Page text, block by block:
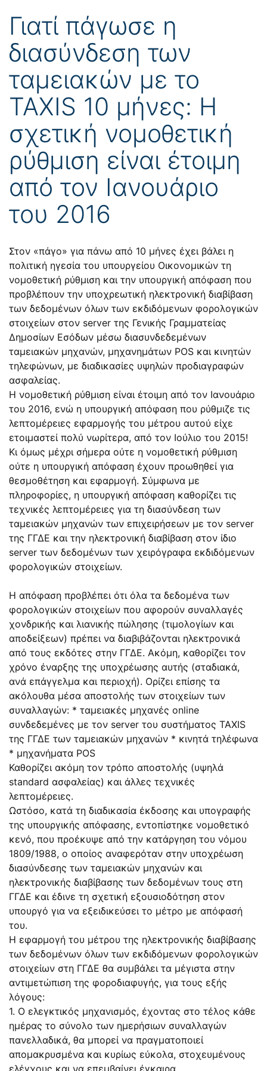
Γιατί πάγωσε η
διασύνδεση των
ταμειακών με το
ΤΑXIS 10 μήνες: Η
σχετική νομοθετική
ρύθμιση είναι έτοιμη
από τον Ιανουάριο
του 2016
Στον «πάγο» για πάνω από 10 μήνες έχει βάλει η
πολιτική ηγεσία του υπουργείου Οικονομικών τη
νομοθετική ρύθμιση και την υπουργική απόφαση που
προβλέπουν την υποχρεωτική ηλεκτρονική διαβίβαση
των δεδομένων όλων των εκδιδόμενων φορολογικών
στοιχείων στον server της Γενικής Γραμματείας
Δημοσίων Εσόδων μέσω διασυνδεδεμένων
ταμειακών μηχανών, μηχανημάτων POS και κινητών
τηλεφώνων, με διαδικασίες υψηλών προδιαγραφών
ασφαλείας.
Η νομοθετική ρύθμιση είναι έτοιμη από τον Ιανουάριο
του 2016, ενώ η υπουργική απόφαση που ρύθμιζε τις
λεπτομέρειες εφαρμογής του μέτρου αυτού είχε
ετοιμαστεί πολύ νωρίτερα, από τον Ιούλιο του 2015!
Κι όμως μέχρι σήμερα ούτε η νομοθετική ρύθμιση
ούτε η υπουργική απόφαση έχουν προωθηθεί για
θεσμοθέτηση και εφαρμογή. Σύμφωνα με
πληροφορίες, η υπουργική απόφαση καθορίζει τις
τεχνικές λεπτομέρειες για τη διασύνδεση των
ταμειακών μηχανών των επιχειρήσεων με τον server
της ΓΓΔΕ και την ηλεκτρονική διαβίβαση στον ίδιο
server των δεδομένων των χειρόγραφα εκδιδόμενων
φορολογικών στοιχείων.
Η απόφαση προβλέπει ότι όλα τα δεδομένα των
φορολογικών στοιχείων που αφορούν συναλλαγές
χονδρικής και λιανικής πώλησης (τιμολογίων και
αποδείξεων) πρέπει να διαβιβάζονται ηλεκτρονικά
από τους εκδότες στην ΓΓΔΕ. Ακόμη, καθορίζει τον
χρόνο έναρξης της υποχρέωσης αυτής (σταδιακά,
ανά επάγγελμα και περιοχή). Ορίζει επίσης τα
ακόλουθα μέσα αποστολής των στοιχείων των
συναλλαγών: * ταμειακές μηχανές online
συνδεδεμένες με τον server του συστήματος ΤΑXIS
της ΓΓΔΕ των ταμειακών μηχανών * κινητά τηλέφωνα
* μηχανήματα POS
Καθορίζει ακόμη τον τρόπο αποστολής (υψηλά
standard ασφαλείας) και άλλες τεχνικές
λεπτομέρειες.
Ωστόσο, κατά τη διαδικασία έκδοσης και υπογραφής
της υπουργικής απόφασης, εντοπίστηκε νομοθετικό
κενό, που προέκυψε από την κατάργηση του νόμου
1809/1988, ο οποίος αναφερόταν στην υποχρέωση
διασύνδεσης των ταμειακών μηχανών και
ηλεκτρονικής διαβίβασης των δεδομένων τους στη
ΓΓΔΕ και έδινε τη σχετική εξουσιοδότηση στον
υπουργό για να εξειδικεύσει το μέτρο με απόφασή
του.
Η εφαρμογή του μέτρου της ηλεκτρονικής διαβίβασης
των δεδομένων όλων των εκδιδόμενων φορολογικών
στοιχείων στη ΓΓΔΕ θα συμβάλει τα μέγιστα στην
αντιμετώπιση της φοροδιαφυγής, για τους εξής
λόγους:
1. Ο ελεγκτικός μηχανισμός, έχοντας στο τέλος κάθε
ημέρας το σύνολο των ημερήσιων συναλλαγών
πανελλαδικά, θα μπορεί να πραγματοποιεί
απομακρυσμένα και κυρίως εύκολα, στοχευμένους
ελέγχους και να επεμβαίνει έγκαιρα.